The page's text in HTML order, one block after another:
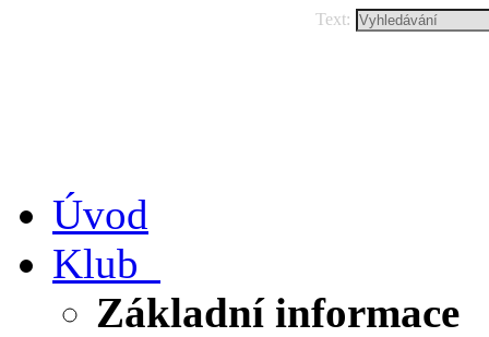
Text:
Úvod
Klub
Základní informace